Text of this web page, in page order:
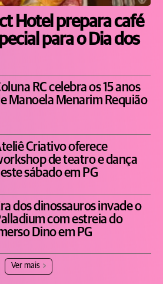
Hotel prepara café
para o Dia dos
RC celebra os 15 anos
Manoela Menarim Requião
Criativo oferece
de teatro e dança
sábado em PG
dos dinossauros invade o
com estreia do
Dino em PG
Ver mais